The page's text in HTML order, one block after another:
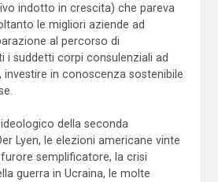
indotto in crescita) che pareva
le migliori aziende ad
al percorso di
i suddetti corpi consulenziali ad
investire in conoscenza sostenibile
della seconda
Lyen, le elezioni americane vinte
semplificatore, la crisi
guerra in Ucraina, le molte